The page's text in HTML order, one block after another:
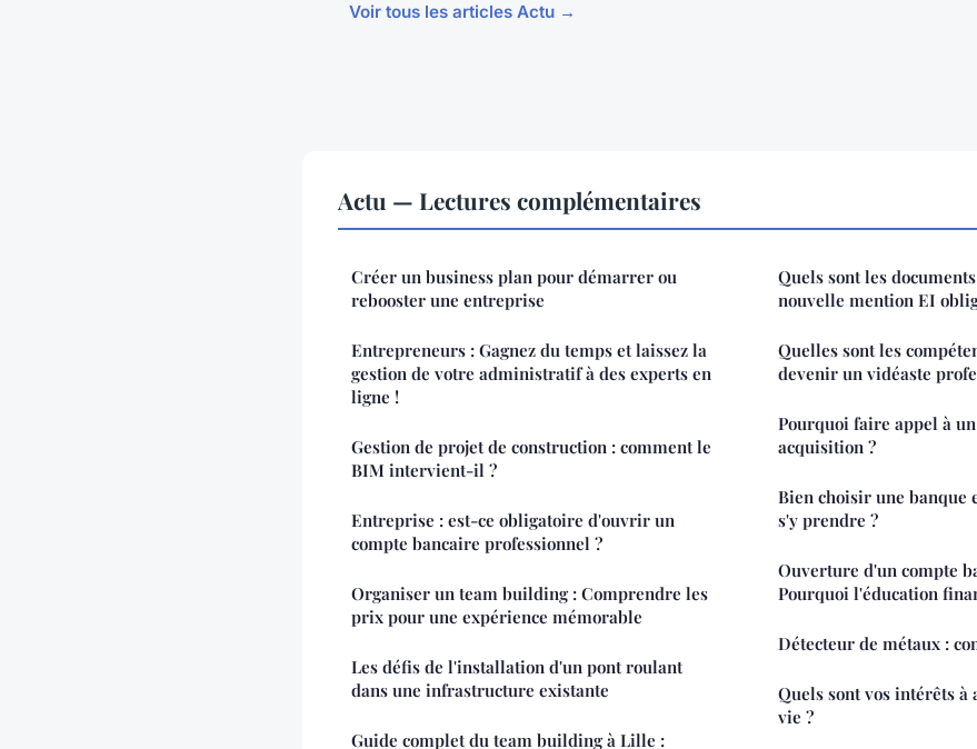
Voir tous les articles Actu →
Actu — Lectures complémentaires
Créer un business plan pour démarrer ou
rebooster une entreprise
Entrepreneurs : Gagnez du temps et laissez la
gestion de votre administratif à des experts en
ligne !
Gestion de projet de construction : comment le
BIM intervient-il ?
Entreprise : est-ce obligatoire d'ouvrir un
compte bancaire professionnel ?
Organiser un team building : Comprendre les
prix pour une expérience mémorable
Les défis de l'installation d'un pont roulant
dans une infrastructure existante
Guide complet du team building à Lille :
Quels sont les
nouvelle mention EI
Quelles sont les
devenir un vidéaste
Pourquoi faire appel à
acquisition ?
Bien choisir une banque
s'y prendre ?
Ouverture d'un compte
Pourquoi l'éducation
Détecteur de métaux :
Quels sont vos intérêts à
vie ?